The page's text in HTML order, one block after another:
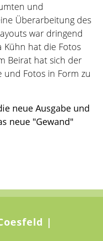
und
Überarbeitung des
war dringend
Kühn hat die Fotos
Beirat hat sich der
und Fotos in Form zu
neue Ausgabe und
neue "Gewand"
|